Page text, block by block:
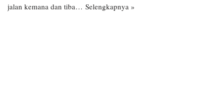
jalan kemana dan tiba… Selengkapnya »